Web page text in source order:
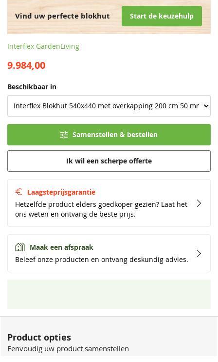
Vind uw perfecte blokhut Start de keuzehulp
Interflex GardenLiving
9.984,00
Beschikbaar in
Laagsteprijsgarantie
Hetzelfde product elders goedkoper gezien? Laat het
ons weten en ontvang de beste prijs.
Maak een afspraak
Beleef onze producten en ontvang deskundig advies.
Samenstellen & bestellen
Ik wil een scherpe offerte
Product opties
Eenvoudig uw product samenstellen